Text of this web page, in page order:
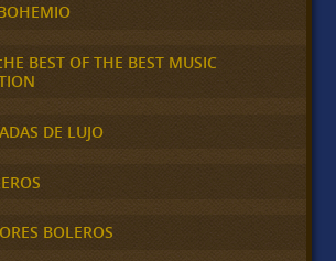
BEST OF THE BEST MUSIC
DE LUJO
BOLEROS